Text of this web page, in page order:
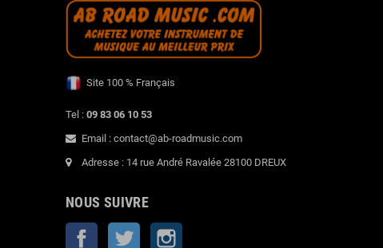
Site 100 % Français
Tel : 09 83 06 10 53
Email : contact@ab-roadmusic.com
Adresse : 14 rue André Ravalée 28100 DREUX
NOUS SUIVRE
Facebook Twitter